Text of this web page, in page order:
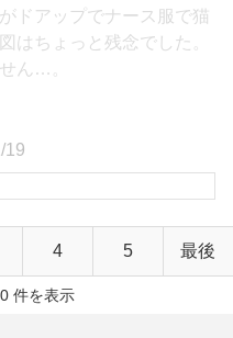
ドアップでナース服で猫
はちょっと残念でした。
ん…。
19
4 5 最後
件を表示